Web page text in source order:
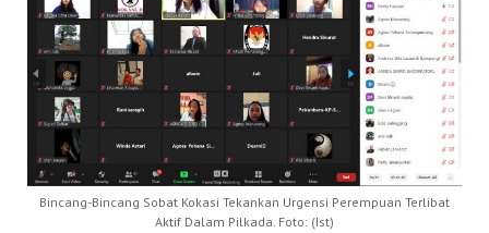
Bincang-Bincang Sobat Kokasi Tekankan Urgensi Perempuan Terlibat
Aktif Dalam Pilkada. Foto: (Ist)